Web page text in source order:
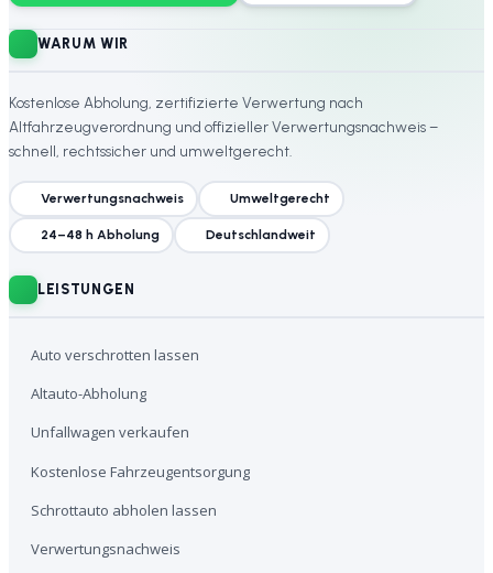
WARUM WIR
Kostenlose Abholung, zertifizierte Verwertung nach
Altfahrzeugverordnung und offizieller Verwertungsnachweis –
schnell, rechtssicher und umweltgerecht.
Verwertungsnachweis Umweltgerecht
24–48 h Abholung Deutschlandweit
LEISTUNGEN
Auto verschrotten lassen
Altauto-Abholung
Unfallwagen verkaufen
Kostenlose Fahrzeugentsorgung
Schrottauto abholen lassen
Verwertungsnachweis